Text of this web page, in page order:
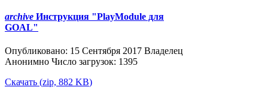
archive Инструкция "PlayModule для
GOAL"
Опубликовано: 15 Сентября 2017 Владелец
Анонимно Число загрузок: 1395
Скачать (zip, 882 KB)